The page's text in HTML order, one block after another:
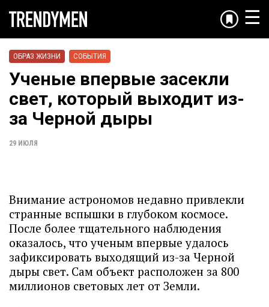
☰
ОБРАЗ ЖИЗНИ СОБЫТИЯ
Ученые впервые засекли
свет, который выходит из-
за Черной дыры
29 ИЮЛЯ
Внимание астрономов недавно привлекли
странные вспышки в глубоком космосе.
После более тщательного наблюдения
оказалось, что ученым впервые удалось
зафиксировать выходящий из-за Черной
дыры свет. Сам объект расположен за 800
миллионов световых лет от Земли.